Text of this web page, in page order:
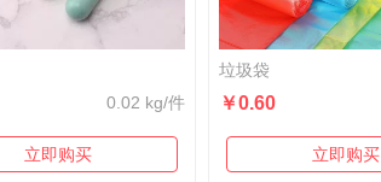
0.02 kg/件
立即购买
垃圾袋
￥0.60
立即购买